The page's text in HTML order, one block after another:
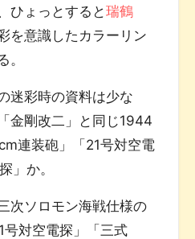
ひょっとすると瑞鶴
を意識したカラーリン
。
迷彩時の資料は少な
金剛改二」と同じ1944
連装砲」「21号対空電
」か。
次ソロモン海戦仕様の
号対空電探」「三式